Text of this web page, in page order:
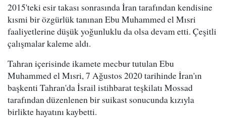
2015'teki esir takası sonrasında İran tarafından kendisine
kısmi bir özgürlük tanınan Ebu Muhammed el Mısri
faaliyetlerine düşük yoğunluklu da olsa devam etti. Çeşitli
çalışmalar kaleme aldı.
Tahran içerisinde ikamete mecbur tutulan Ebu
Muhammed el Mısri, 7 Ağustos 2020 tarihinde İran'ın
başkenti Tahran'da İsrail istihbarat teşkilatı Mossad
tarafından düzenlenen bir suikast sonucunda kızıyla
birlikte hayatını kaybetti.